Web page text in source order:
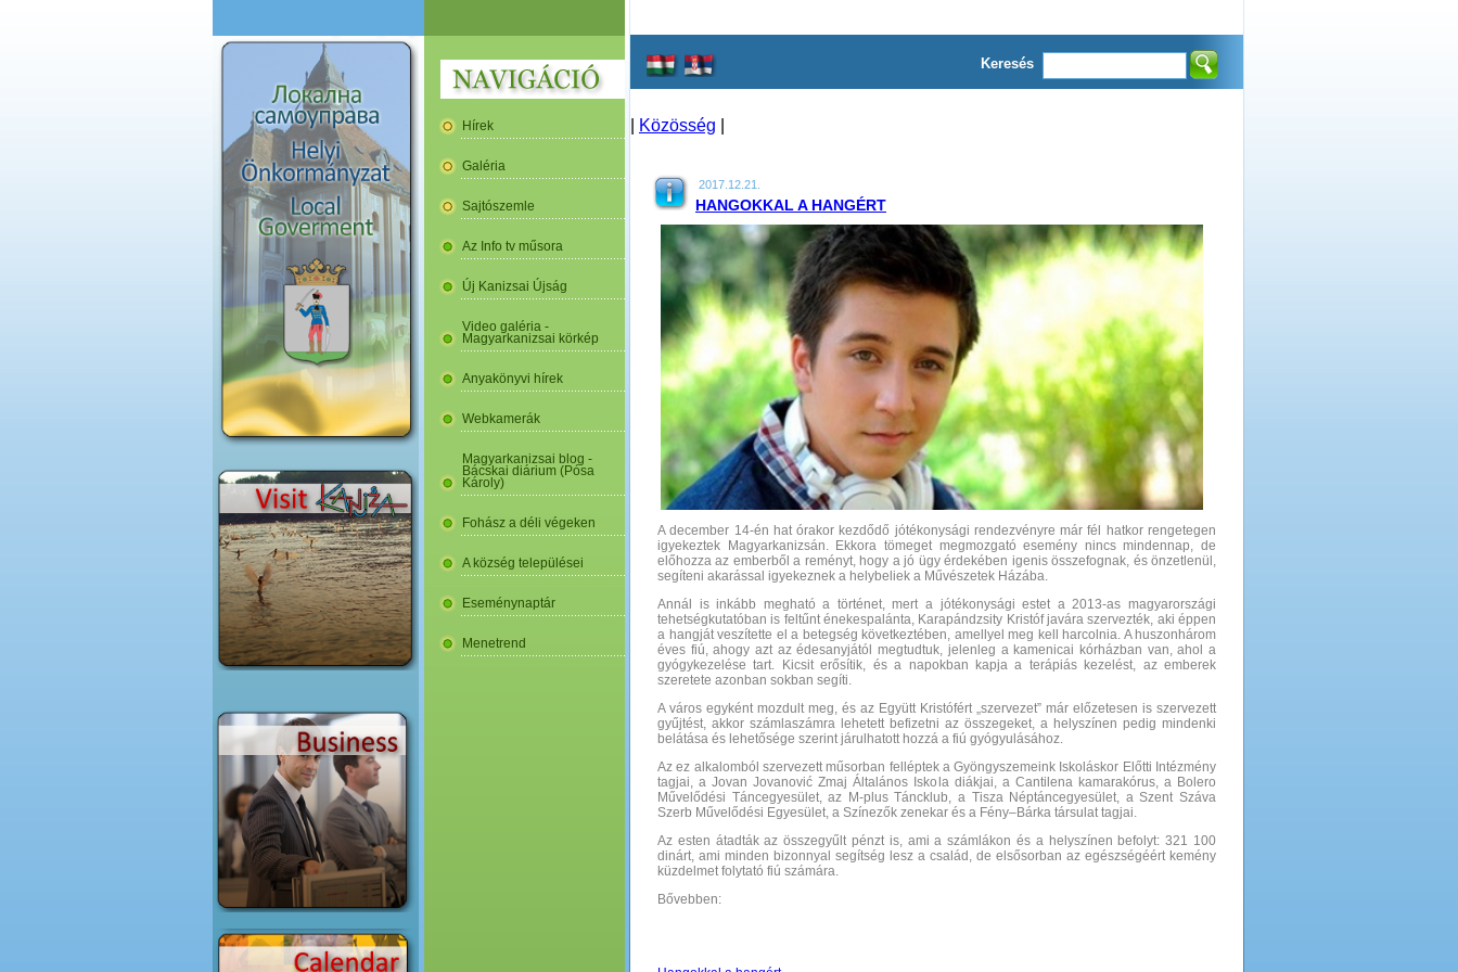
Hírek
Galéria
Sajtószemle
Az Info tv műsora
Új Kanizsai Újság
Video galéria -
Magyarkanizsai körkép
Anyakönyvi hírek
Webkamerák
Magyarkanizsai blog -
Bácskai diárium (Pósa
Károly)
Fohász a déli végeken
A község települései
Eseménynaptár
Menetrend
Keresés
Közösség
2017.12.21.
HANGOKKAL A HANGÉRT
A december 14-én hat órakor kezdődő jótékonysági rendezvényre már fél hatkor rengetegen
igyekeztek Magyarkanizsán. Ekkora tömeget megmozgató esemény nincs mindennap, de
előhozza az emberből a reményt, hogy a jó ügy érdekében igenis összefognak, és önzetlenül,
segíteni akarással igyekeznek a helybeliek a Művészetek Házába.
Annál is inkább megható a történet, mert a jótékonysági estet a 2013-as magyarországi
tehetségkutatóban is feltűnt énekespalánta, Karapándzsity Kristóf javára szervezték, aki éppen
a hangját veszítette el a betegség következtében, amellyel meg kell harcolnia. A huszonhárom
éves fiú, ahogy azt az édesanyjától megtudtuk, jelenleg a kamenicai kórházban van, ahol a
gyógykezelése tart. Kicsit erősítik, és a napokban kapja a terápiás kezelést, az emberek
szeretete azonban sokban segíti.
A város egyként mozdult meg, és az Együtt Kristófért „szervezet” már előzetesen is szervezett
gyűjtést, akkor számlaszámra lehetett befizetni az összegeket, a helyszínen pedig mindenki
belátása és lehetősége szerint járulhatott hozzá a fiú gyógyulásához.
Az ez alkalomból szervezett műsorban felléptek a Gyöngyszemeink Iskoláskor Előtti Intézmény
tagjai, a Jovan Jovanović Zmaj Általános Iskola diákjai, a Cantilena kamarakórus, a Bolero
Művelődési Táncegyesület, az M-plus Táncklub, a Tisza Néptáncegyesület, a Szent Száva
Szerb Művelődési Egyesület, a Színezők zenekar és a Fény–Bárka társulat tagjai.
Az esten átadták az összegyűlt pénzt is, ami a számlákon és a helyszínen befolyt: 321 100
dinárt, ami minden bizonnyal segítség lesz a család, de elsősorban az egészségéért kemény
küzdelmet folytató fiú számára.
Bővebben: